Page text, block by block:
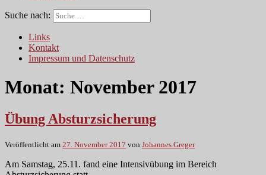
Suche nach:
Links
Kontakt
Impressum und Datenschutz
Monat: November 2017
Übung Absturzsicherung
Veröffentlicht am 27. November 2017 von Johannes Greger
Am Samstag, 25.11. fand eine Intensivübung im Bereich